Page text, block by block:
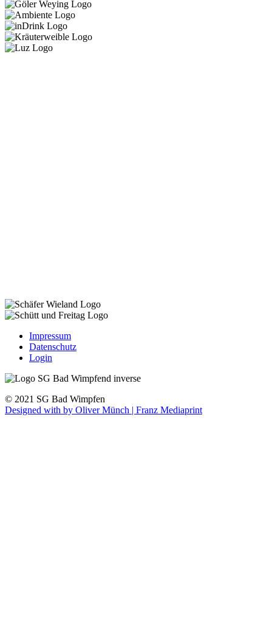
Impressum
Datenschutz
Login
© 2021 SG Bad Wimpfen
Designed with by Oliver Münch | Franz Mediaprint